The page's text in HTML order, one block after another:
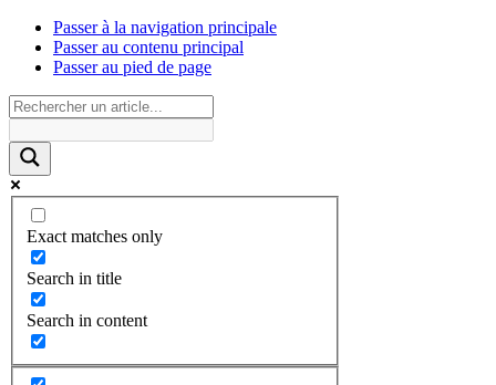
Passer à la navigation principale
Passer au contenu principal
Passer au pied de page
Exact matches only
Search in title
Search in content